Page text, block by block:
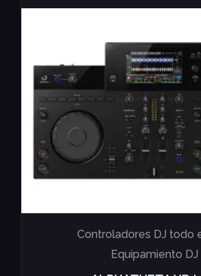
Controladores DJ todo
Equipamiento DJ